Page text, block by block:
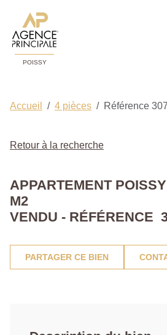
POISSY
Accueil 4 pièces Référence
Retour à la recherche
APPARTEMENT
M2
VENDU - RÉFÉRENCE
PARTAGER CE BIEN